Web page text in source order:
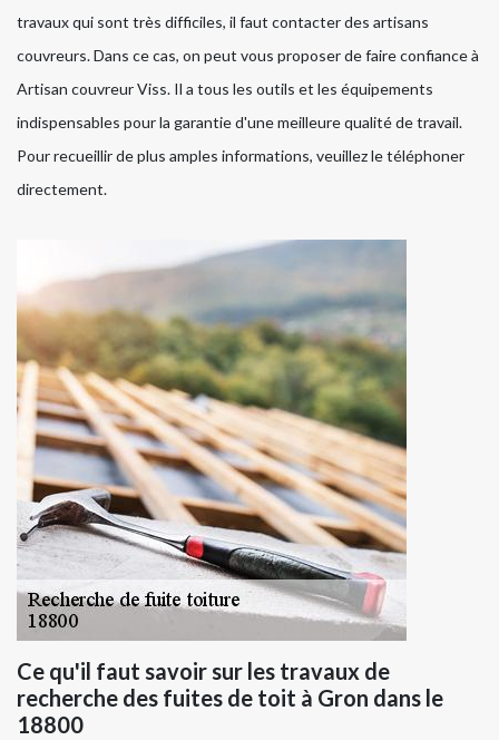
travaux qui sont très difficiles, il faut contacter des artisans
couvreurs. Dans ce cas, on peut vous proposer de faire confiance à
Artisan couvreur Viss. Il a tous les outils et les équipements
indispensables pour la garantie d'une meilleure qualité de travail.
Pour recueillir de plus amples informations, veuillez le téléphoner
directement.
Ce qu'il faut savoir sur les travaux de
recherche des fuites de toit à Gron dans le
18800